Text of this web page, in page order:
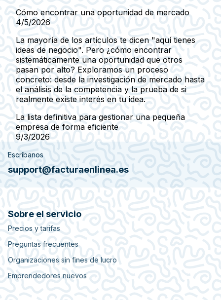
Cómo encontrar una oportunidad de mercado
4/5/2026
La mayoría de los artículos te dicen "aquí tienes
ideas de negocio". Pero ¿cómo encontrar
sistemáticamente una oportunidad que otros
pasan por alto? Exploramos un proceso
concreto: desde la investigación de mercado hasta
el análisis de la competencia y la prueba de si
realmente existe interés en tu idea.
La lista definitiva para gestionar una pequeña
empresa de forma eficiente
9/3/2026
Escríbanos
support@facturaenlinea.es
Sobre el servicio
Precios y tarifas
Preguntas frecuentes
Organizaciones sin fines de lucro
Emprendedores nuevos